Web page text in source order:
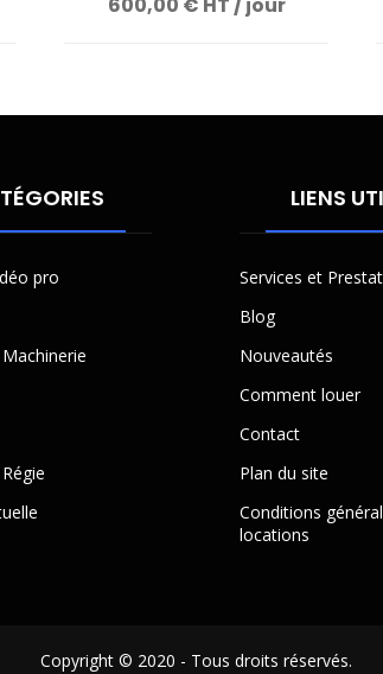
pro
LIENS
Services et
Blog
Nouveautés
Comment louer
Contact
Plan du site
Conditions
locations
Copyright © 2020 - Tous droits réservés.